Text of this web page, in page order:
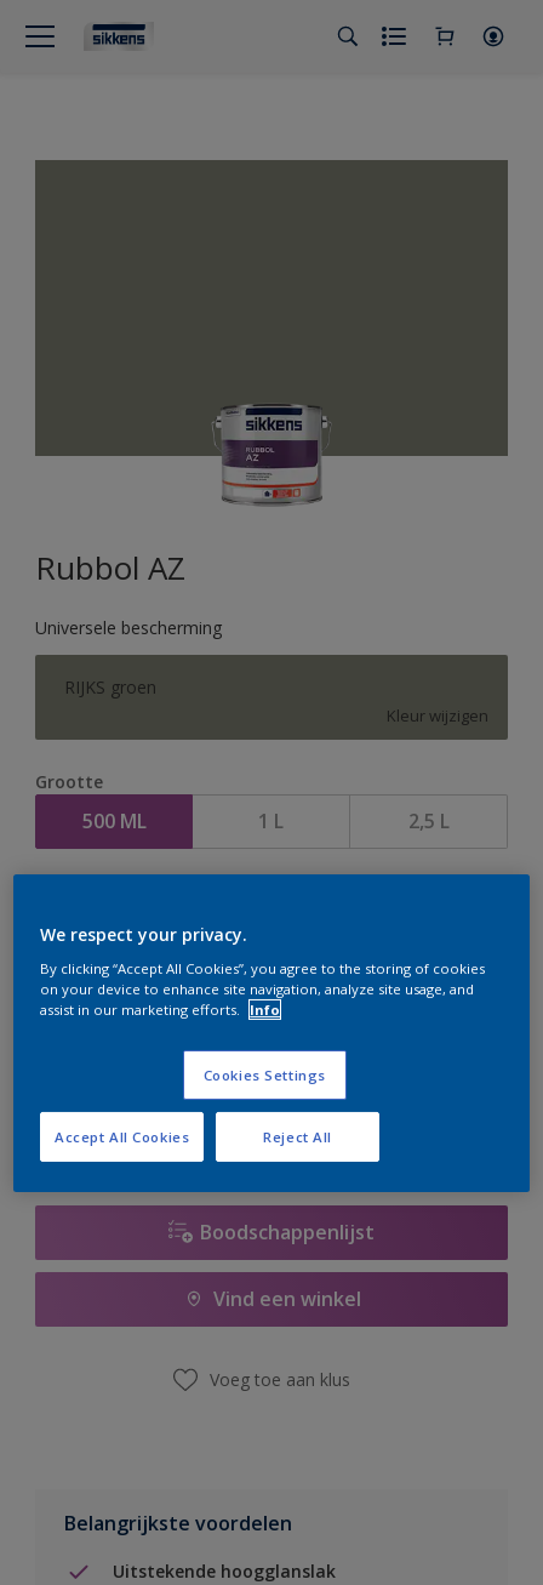
Rubbol AZ
Universele bescherming
RIJKS groen
Kleur wijzigen
Grootte
500 ML 1 L 2,5 L
Op dit moment is het niet mogelijk dit product online
te bestellen. Houd de website in de gaten, we werken
er hard aan om de voorraad aan te vullen.
Boodschappenlijst
Vind een winkel
Voeg toe aan klus
Belangrijkste voordelen
Uitstekende hoogglanslak
We respect your privacy.
By clicking “Accept All Cookies”, you agree to the storing of cookies
on your device to enhance site navigation, analyze site usage, and
assist in our marketing efforts.
Info
Cookies Settings
Reject All
Accept All Cookies